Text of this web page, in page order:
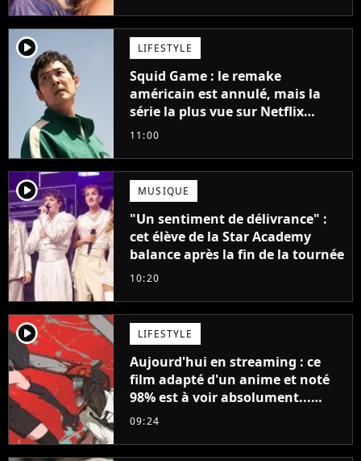
player2 LIFESTYLE
Squid Game : le remake
américain est annulé, mais la
série la plus vue sur Netflix
pourrait avoir une version
11:00
player2 MUSIQUE
"Un sentiment de délivrance" :
cet élève de la Star Academy
balance après la fin de la tournée
10:20
player2 LIFESTYLE
Aujourd'hui en streaming : ce
film adapté d'un anime et noté
98% est à voir absolument...
sinon vous ne comprendrez plus
09:24